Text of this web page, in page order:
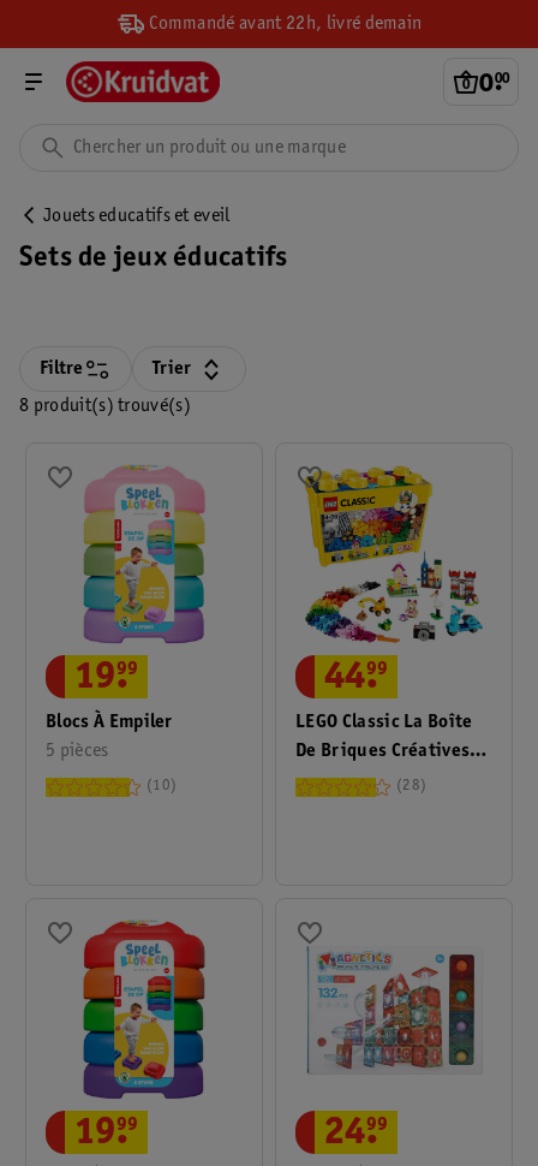
Commandé avant 22h, livré demain
0.
00
Jouets educatifs et eveil
Sets de jeux éducatifs
8 produit(s) trouvé(s)
Filtre Trier
Blocs À Empiler
5 pièces
19.
99
10
LEGO Classic La Boîte
De Briques Créatives
Deluxe 10698
44.
99
28
19.
99 24.
99